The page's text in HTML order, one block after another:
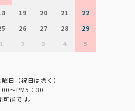
19 20 21
22
26 27 28
29
1 2 3 4 5
日（祝日は除く）
～PM5：30
能です。